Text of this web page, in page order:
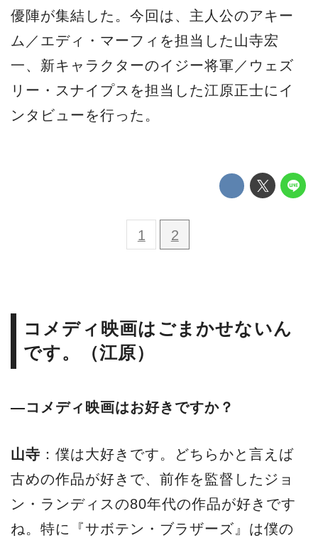
優陣が集結した。今回は、主人公のアキー
ム／エディ・マーフィを担当した山寺宏
一、新キャラクターのイジー将軍／ウェズ
リー・スナイプスを担当した江原正士にイ
ンタビューを行った。
1 2
コメディ映画はごまかせないん
です。（江原）
―コメディ映画はお好きですか？
山寺 ：僕は大好きです。どちらかと言えば
古めの作品が好きで、前作を監督したジョ
ン・ランディスの80年代の作品が好きです
ね。特に『サボテン・ブラザーズ』は僕の